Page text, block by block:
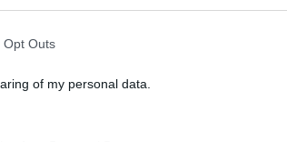
Opt Outs
of my personal data.